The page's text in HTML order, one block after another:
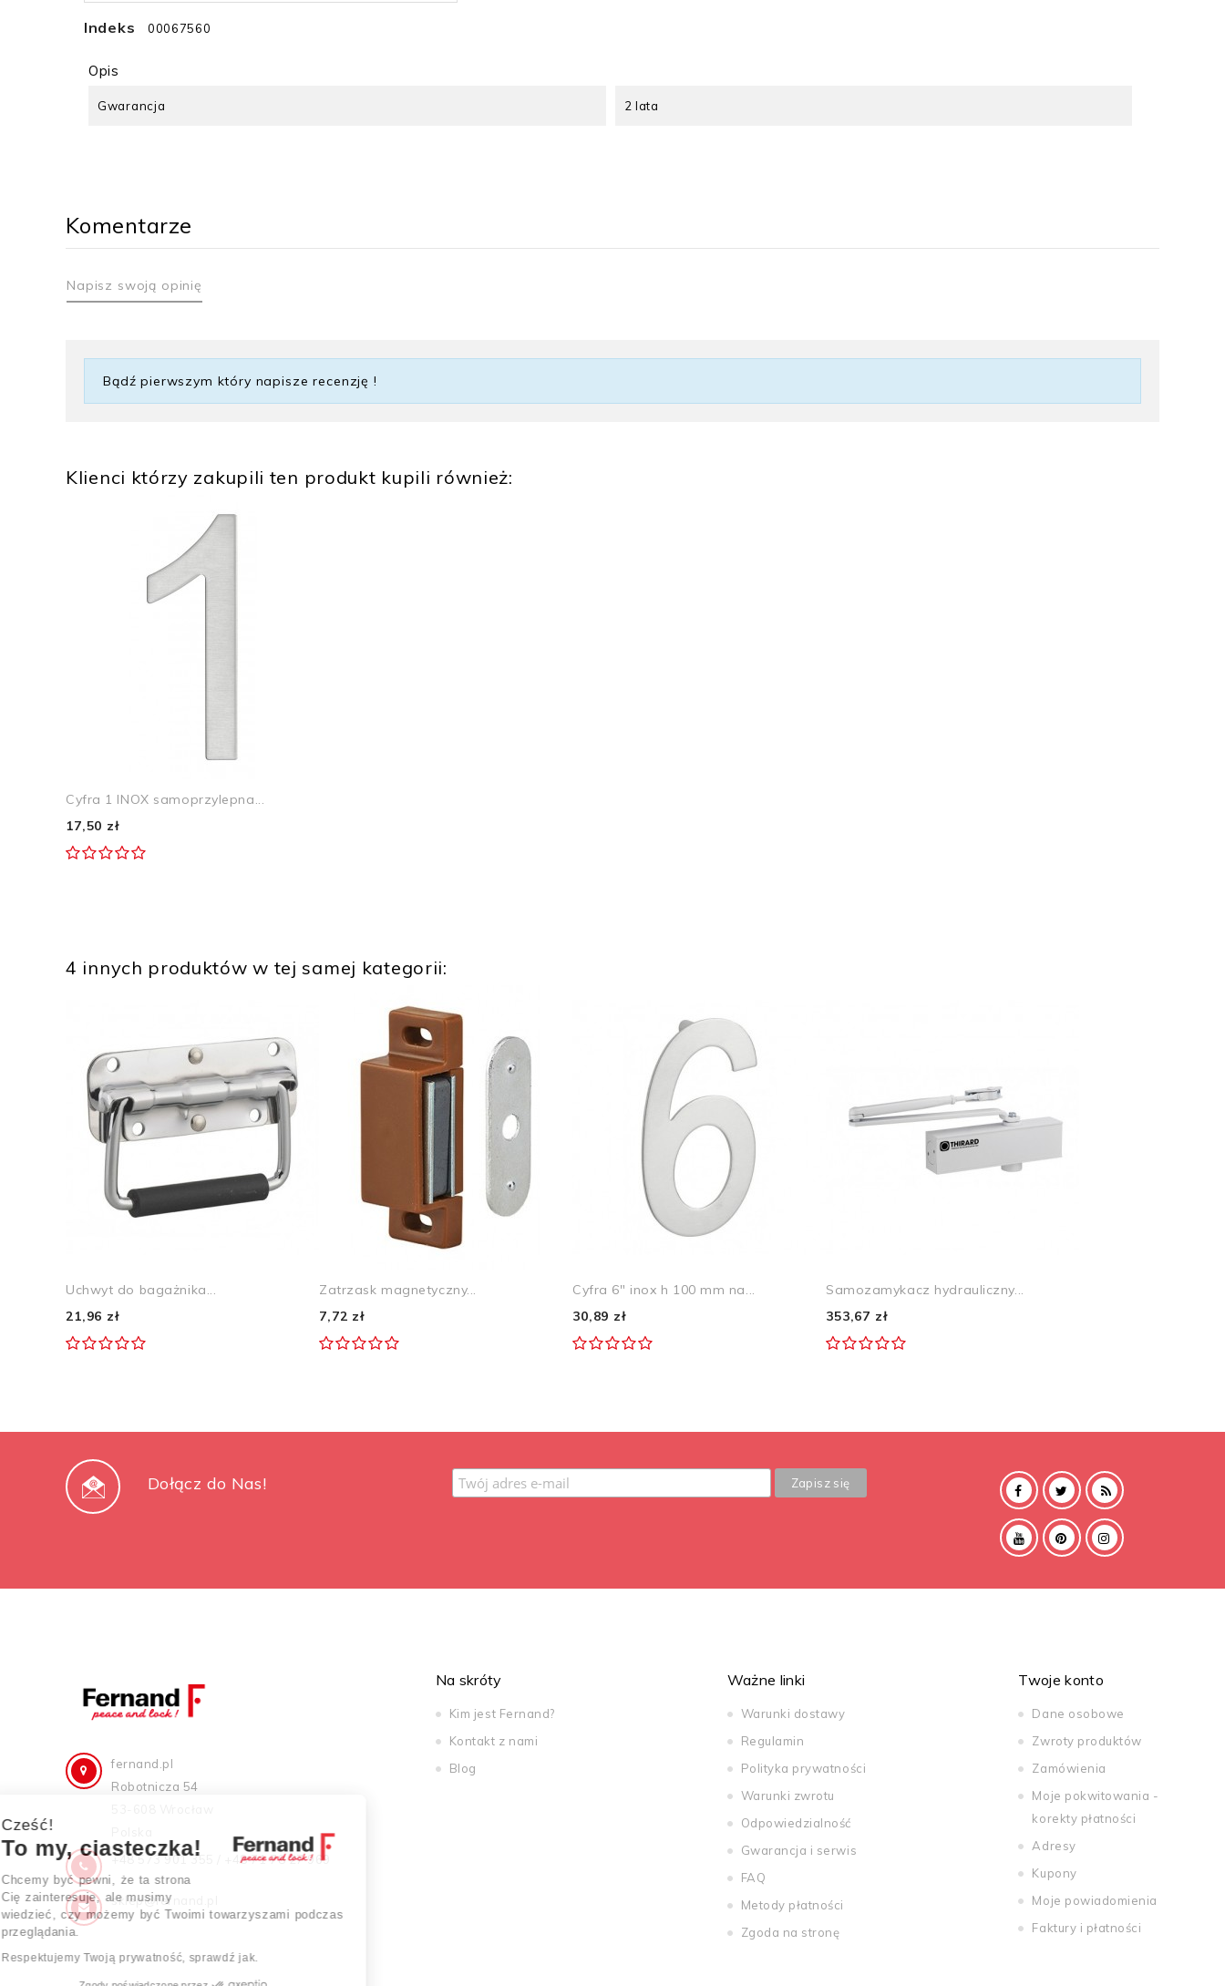
Indeks 00067560
Opis
Gwarancja 2 lata
Komentarze
Napisz swoją opinię
Bądź pierwszym który napisze recenzję !
Klienci którzy zakupili ten produkt kupili również:
Cyfra 1 INOX samoprzylepna...
17,50 zł
4 innych produktów w tej samej kategorii:
Uchwyt do bagażnika...
21,96 zł
Zatrzask magnetyczny...
7,72 zł
Cyfra 6" inox h 100 mm na...
30,89 zł
Samozamykacz hydrauliczny...
353,67 zł
Dołącz do Nas!
fernand.pl
Robotnicza 54
+48 573 901 355 / +48 71 78 27 969
sklep@fernand.pl
Na skróty
Kim jest Fernand?
Kontakt z nami
Blog
Ważne linki
Warunki dostawy
Regulamin
Polityka prywatności
Warunki zwrotu
Odpowiedzialność
Gwarancja i serwis
FAQ
Metody płatności
Zgoda na stronę
Twoje konto
Dane osobowe
Zwroty produktów
Zamówienia
Moje pokwitowania -
korekty płatności
Adresy
Kupony
Moje powiadomienia
Faktury i płatności
Cześć!
To my, ciasteczka!
Chcemy być pewni, że ta strona
Cię zainteresuje, ale musimy
wiedzieć, czy możemy być Twoimi towarzyszami podczas
przeglądania.
Respektujemy Twoją prywatność, sprawdź jak.